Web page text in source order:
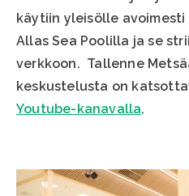
käytiin yleisölle avoimesti
Allas Sea Poolilla ja se
verkkoon. Tallenne
keskustelusta on
Youtube-kanavalla.